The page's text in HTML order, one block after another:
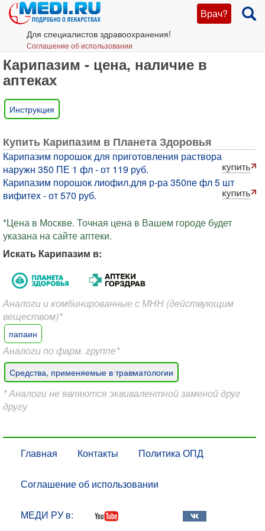
Врач?
Для специалистов здравоохранения!
Соглашение об использовании
Карипазим - цена, наличие в
аптеках
Инструкция
Купить Карипазим в Планета Здоровья
Карипазим порошок для приготовления раствора
наружн 350 ПЕ 1 фл - от 119 руб.
Карипазим порошок лиофил.для р-ра 350пе фл 5 шт
вифитех - от 570 руб.
*Цена в Москве. Точная цена в Вашем городе будет
указана на сайте аптеки.
Искать Карипазим в:
Аналоги и комбинированные с МНН (действующим
веществом)*
папаин
Аналоги по фарм. группе*
Средства, применяемые в травматологии
* Аналоги не являются эквивалентной заменой друг
другу
Главная Контакты Политика ОПД
Соглашение об использовании
МЕДИ РУ в: